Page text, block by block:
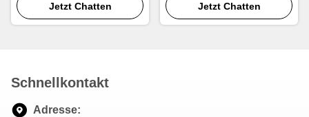
Energieeinsparung
Schnellzyklus
Jetzt Chatten
Jetzt Chatten
Schnellkontakt
Adresse: